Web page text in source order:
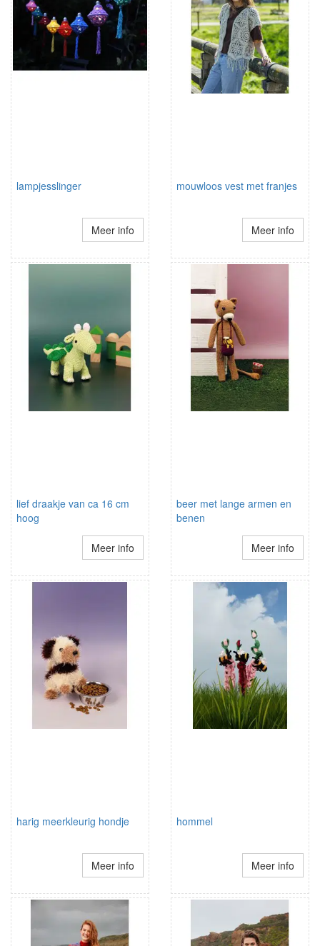
lampjesslinger
Meer info
mouwloos vest met franjes
Meer info
lief draakje van ca 16 cm
hoog
Meer info
beer met lange armen en
benen
Meer info
harig meerkleurig hondje
Meer info
hommel
Meer info